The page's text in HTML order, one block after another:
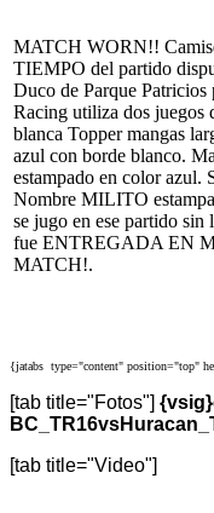
MATCH WORN!!
TIEMPO del partido
Duco de Parque
Racing utiliza dos juegos
blanca Topper mangas
azul con borde blanco.
estampado en color azul.
Nombre MILITO
se jugo en ese partido
fue ENTREGADA EN
MATCH!.
{jatabs type="content" position="top"
[tab title="Fotos"]
[tab title="Video"]